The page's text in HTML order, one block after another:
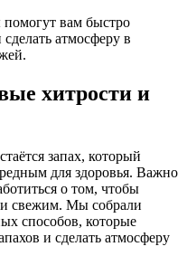
вам быстро
атмосферу в
хитрости и
запах, который
для здоровья. Важно
о том, чтобы
свежим. Мы собрали
способов, которые
и сделать атмосферу